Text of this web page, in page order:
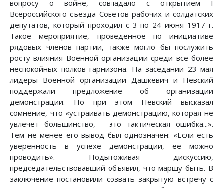
вопросу о войне, совпадало с открытием I
Всероссийского съезда Советов рабочих и солдатских
депутатов, который проходил с 3 по 24 июня 1917 г.
Такое мероприятие, проведенное по инициативе
рядовых членов партии, также могло бы послужить
росту влияния Военной организации среди все более
неспокойных полков гарнизона. На заседании 23 мая
лидеры Военной организации Дашкевич и Невский
поддержали предложение об организации
демонстрации. Но при этом Невский высказал
сомнение, что «устраивать демонстрацию, которая не
увлечет большинство,— это тактическая ошибка...».
Тем не менее его вывод был однозначен: «Если есть
уверенность в успехе демонстрации, ее можно
проводить». Подытоживая дискуссию,
председательствовавший объявил, что маршу быть. В
заключение постановили созвать закрытую встречу с